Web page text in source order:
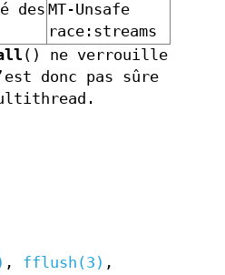
des MT-Unsafe
race:streams
() ne verrouille
donc pas sûre
, fflush(3) ,